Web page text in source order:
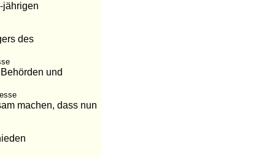
jährigen
des
und
machen, dass nun